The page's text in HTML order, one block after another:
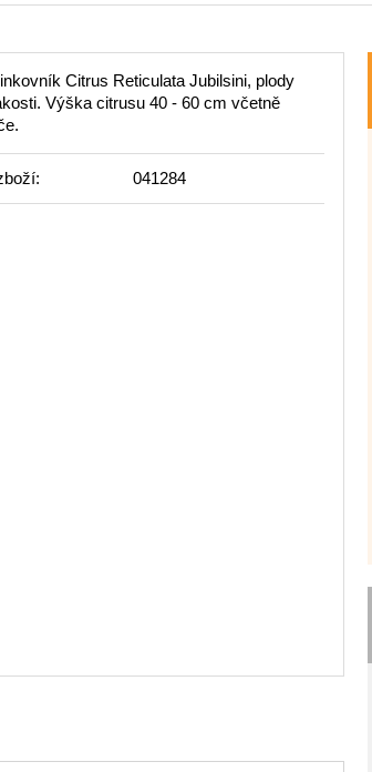
Citrus Reticulata Jubilsini, plody
Výška citrusu 40 - 60 cm včetně
041284